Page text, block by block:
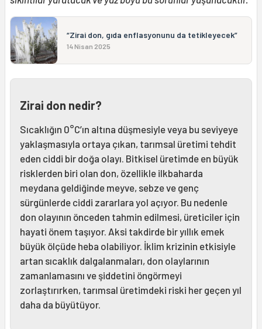
“Zirai don, gıda enflasyonunu da tetikleyecek”
14 Nisan 2025
Zirai don nedir?
Sıcaklığın 0°C’ın altına düşmesiyle veya bu seviyeye
yaklaşmasıyla ortaya çıkan, tarımsal üretimi tehdit
eden ciddi bir doğa olayı. Bitkisel üretimde en büyük
risklerden biri olan don, özellikle ilkbaharda
meydana geldiğinde meyve, sebze ve genç
sürgünlerde ciddi zararlara yol açıyor. Bu nedenle
don olayının önceden tahmin edilmesi, üreticiler için
hayati önem taşıyor. Aksi takdirde bir yıllık emek
büyük ölçüde heba olabiliyor. İklim krizinin etkisiyle
artan sıcaklık dalgalanmaları, don olaylarının
zamanlamasını ve şiddetini öngörmeyi
zorlaştırırken, tarımsal üretimdeki riski her geçen yıl
daha da büyütüyor.